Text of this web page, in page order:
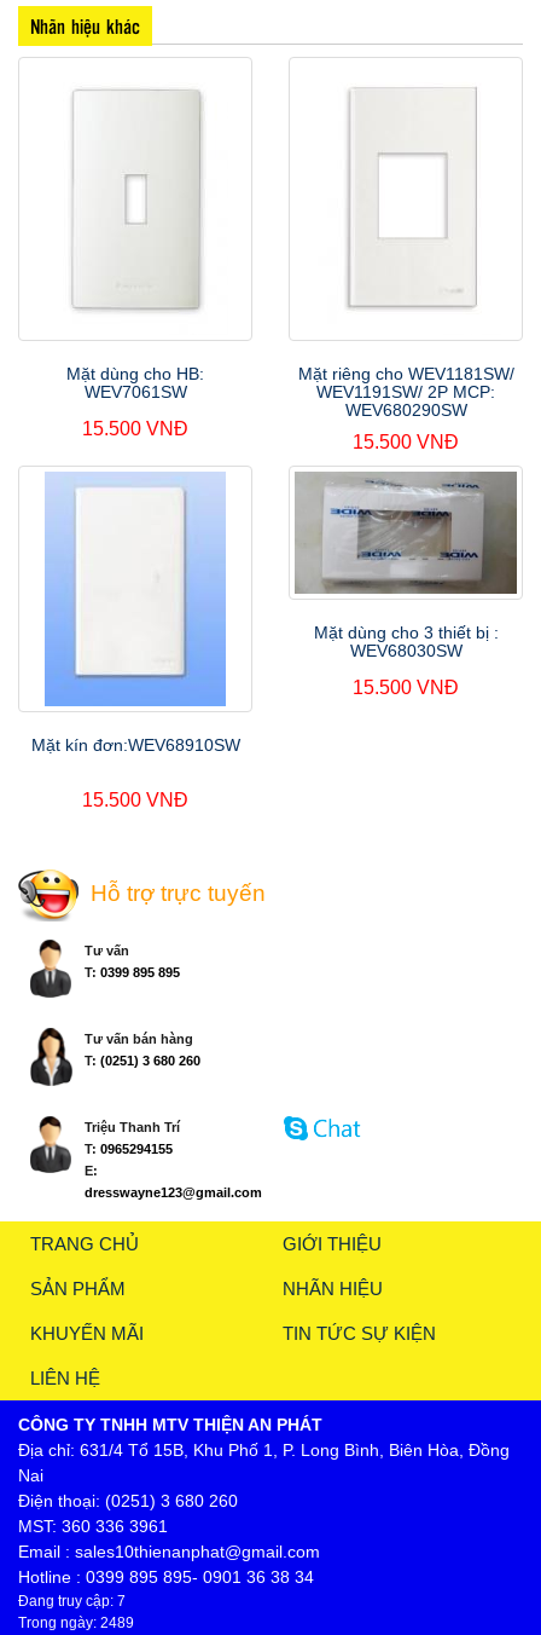
Nhãn hiệu khác
Mặt dùng cho HB:
WEV7061SW
15.500 VNĐ
Mặt riêng cho WEV1181SW/
WEV1191SW/ 2P MCP:
WEV680290SW
15.500 VNĐ
Mặt kín đơn:WEV68910SW
15.500 VNĐ
Mặt dùng cho 3 thiết bị :
WEV68030SW
15.500 VNĐ
Hỗ trợ trực tuyến
Tư vấn
T: 0399 895 895
Tư vấn bán hàng
T: (0251) 3 680 260
Triệu Thanh Trí
T: 0965294155
E:
dresswayne123@gmail.com
TRANG CHỦ GIỚI THIỆU
SẢN PHẨM NHÃN HIỆU
KHUYẾN MÃI TIN TỨC SỰ KIỆN
LIÊN HỆ
CÔNG TY TNHH MTV THIỆN AN PHÁT
Địa chỉ: 631/4 Tổ 15B, Khu Phố 1, P. Long Bình, Biên Hòa, Đồng
Nai
Điện thoại: (0251) 3 680 260
MST: 360 336 3961
Email : sales10thienanphat@gmail.com
Hotline : 0399 895 895- 0901 36 38 34
Đang truy cập: 7
Trong ngày: 2489